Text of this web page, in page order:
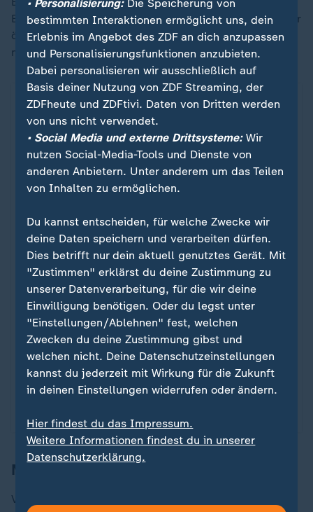
Erden, um neue lukrative Schiffsroute durch das immer
öfter eisfreie Polarmeer und den Aufbau neuer
militärischer Stützpunkte.
Kampf ums Nordmeer
Russland, die USA und China: Sie alle haben
großes Interesse an den Rohstoffen in der Arktis.
Das Gebiet wird zum Spielball zwischen den
Großmächten.
von Armin Coerper
Massive Arktis-Investitionen nötig
Vor allem die Nord-Handelsroute soll Russland eine
• Personalisierung:Die Speicherung von
bestimmten Interaktionen ermöglicht uns, dein
Erlebnis im Angebot des ZDF an dich anzupassen
und Personalisierungsfunktionen anzubieten.
Dabei personalisieren wir ausschließlich auf
Basis deiner Nutzung von ZDF Streaming, der
ZDFheute und ZDFtivi. Daten von Dritten werden
von uns nicht verwendet.
• Social Media und externe Drittsysteme:Wir
nutzen Social-Media-Tools und Dienste von
anderen Anbietern. Unter anderem um das Teilen
von Inhalten zu ermöglichen.
Du kannst entscheiden, für welche Zwecke wir
deine Daten speichern und verarbeiten dürfen.
Dies betrifft nur dein aktuell genutztes Gerät. Mit
"Zustimmen" erklärst du deine Zustimmung zu
unserer Datenverarbeitung, für die wir deine
Einwilligung benötigen. Oder du legst unter
"Einstellungen/Ablehnen" fest, welchen
Zwecken du deine Zustimmung gibst und
welchen nicht. Deine Datenschutzeinstellungen
kannst du jederzeit mit Wirkung für die Zukunft
in deinen Einstellungen widerrufen oder ändern.
Hier findest du das Impressum.
Weitere Informationen findest du in unserer
Datenschutzerklärung.